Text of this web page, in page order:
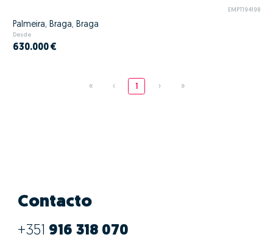
EMPT194198
Palmeira, Braga, Braga
Desde
630.000 €
« ‹ 1 › »
Contacto
+351 916 318 070